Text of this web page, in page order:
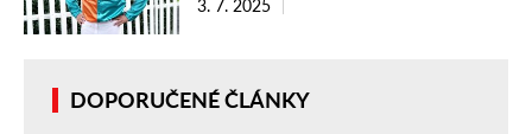
3. 7. 2025
DOPORUČENÉ ČLÁNKY